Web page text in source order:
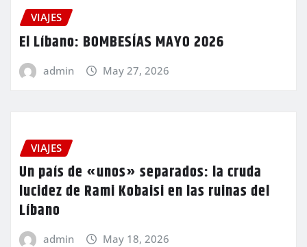
VIAJES
El Líbano: BOMBESÍAS MAYO 2026
admin May 27, 2026
VIAJES
Un país de «unos» separados: la cruda
lucidez de Rami Kobaisi en las ruinas del
Líbano
admin May 18, 2026